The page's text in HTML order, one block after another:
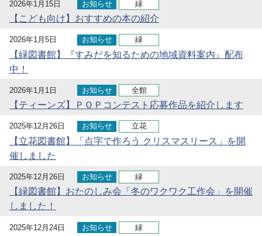
2026年1月15日 お知らせ 緑
【こども向け】おすすめの本の紹介
2026年1月5日 お知らせ 緑
【緑図書館】『すみだを知るための地域資料案内』配布
中！
2026年1月1日 お知らせ 全館
【ティーンズ】ＰＯＰコンテスト応募作品を紹介します
2025年12月26日 お知らせ 立花
【立花図書館】「点字で作ろう クリスマスリース」を開
催しました
2025年12月26日 お知らせ 緑
【緑図書館】おたのしみ会「冬のワクワク工作会」を開催
しました！
2025年12月24日 お知らせ 緑